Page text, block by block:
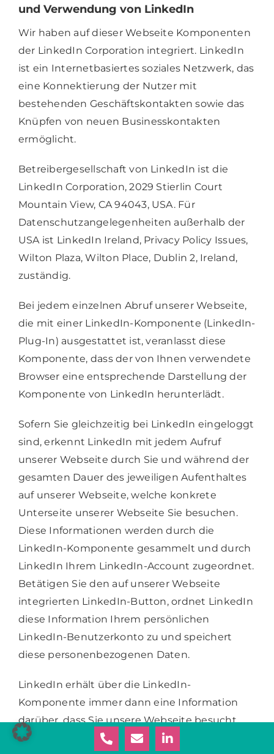
und Verwendung von LinkedIn
Wir haben auf dieser Webseite Komponenten
der LinkedIn Corporation integriert. LinkedIn
ist ein Internetbasiertes soziales Netzwerk, das
eine Konnektierung der Nutzer mit
bestehenden Geschäftskontakten sowie das
Knüpfen von neuen Businesskontakten
ermöglicht.
Betreibergesellschaft von LinkedIn ist die
LinkedIn Corporation, 2029 Stierlin Court
Mountain View, CA 94043, USA. Für
Datenschutzangelegenheiten außerhalb der
USA ist LinkedIn Ireland, Privacy Policy Issues,
Wilton Plaza, Wilton Place, Dublin 2, Ireland,
zuständig.
Bei jedem einzelnen Abruf unserer Webseite,
die mit einer LinkedIn-Komponente (LinkedIn-
Plug-In) ausgestattet ist, veranlasst diese
Komponente, dass der von Ihnen verwendete
Browser eine entsprechende Darstellung der
Komponente von LinkedIn herunterlädt.
Sofern Sie gleichzeitig bei LinkedIn eingeloggt
sind, erkennt LinkedIn mit jedem Aufruf
unserer Webseite durch Sie und während der
gesamten Dauer des jeweiligen Aufenthaltes
auf unserer Webseite, welche konkrete
Unterseite unserer Webseite Sie besuchen.
Diese Informationen werden durch die
LinkedIn-Komponente gesammelt und durch
LinkedIn Ihrem LinkedIn-Account zugeordnet.
Betätigen Sie den auf unserer Webseite
integrierten LinkedIn-Button, ordnet LinkedIn
diese Information Ihrem persönlichen
LinkedIn-Benutzerkonto zu und speichert
diese personenbezogenen Daten.
LinkedIn erhält über die LinkedIn-
Komponente immer dann eine Information
darüber, dass Sie unsere Webseite besucht
haben, wenn Sie zum Zeitpunkt des Aufrufes